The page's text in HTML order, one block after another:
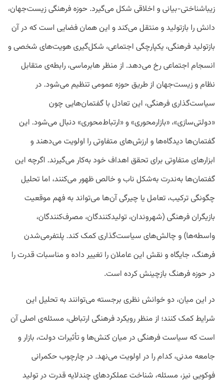
زیباشناختی-بیانی و اخلاقی شکل می‌گیرد. حوزه فرهنگی زیست‌جهان،
دانش را بازتولید و منتقل می‌کند و این همان فضایی است که در آن
بازتولید فرهنگی، یکپارچگی اجتماعی، شکل‌گیری هویت‌های شخصی و
انسجام اجتماعی رخ می‌دهد. از منظر هابرماسی، رابطه‌ی متقابل
نظام و زیست‌جهان از طریق حوزه عمومی تنظیم می‌شود. در
سیاست‌گذاری فرهنگی، این تعادل با گفتمان‌هایی چون
«دولتی‌سازی»، «بازارمحوری» و «ارتباط‌محوری» دنبال می‌شود. این
گفتمان‌ها دیدگاه‌ها و ارزش‌های متفاوتی را اولویت می‌دهند و
ابزارهای متفاوتی برای تحقق اهداف خود به‌کار می‌گیرند. اگرچه این
گفتمان‌ها به‌ندرت به‌شکل ناب و خالص ظهور می‌کنند، اما تحلیل
چگونگی ترکیب، تعامل یا چیرگی آن‌ها می‌تواند به فهم موقعیت
بازیگران فرهنگی (شهروندان، تولیدکنندگان، مصرف‌کنندگان،
واسطه‌ها) و چالش‌های سیاست‌گذاری کمک کند. پلتفرمی‌شدن
فرهنگ، جایگاه و نقش این عاملان را تغییر داده و مناسبات قدرت را
در حوزه فرهنگ بازچینش کرده است.
در این میان، دو خوانش نظری برجسته می‌توانند به تحلیل این
شرایط کمک کنند؛ از منظر رویکرد فرهنگی ارتباطی، مسئله‌ی اصلی آن
است که سیاست فرهنگی در میان کنش‌ها و تأثیرات دولت، بازار و
جامعه مدنی، کدام را در اولویت می‌نهد. در چارچوب حکمرانی
فوکویی نیز، مسئله، شناخت عملکردهای چندلایه قدرت در تولید